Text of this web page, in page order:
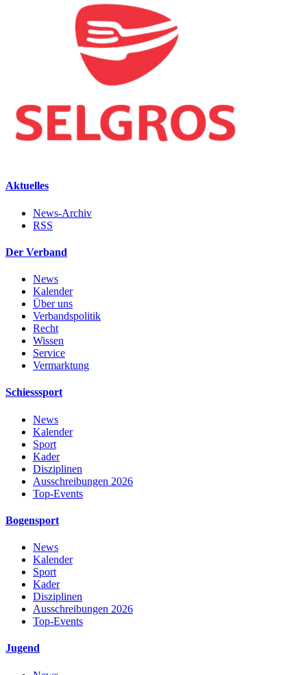
Aktuelles
News-Archiv
RSS
Der Verband
News
Kalender
Über uns
Verbandspolitik
Recht
Wissen
Service
Vermarktung
Schiesssport
News
Kalender
Sport
Kader
Disziplinen
Ausschreibungen 2026
Top-Events
Bogensport
News
Kalender
Sport
Kader
Disziplinen
Ausschreibungen 2026
Top-Events
Jugend